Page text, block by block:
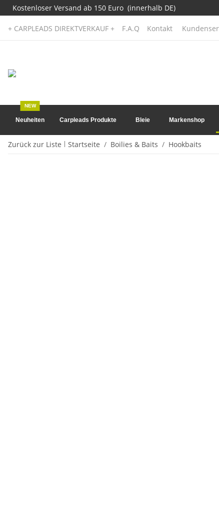
Kostenloser Versand ab 150 Euro (innerhalb DE)
+ CARPLEADS DIREKTVERKAUF + F.A.Q Kontakt
Neuheiten
NEW
Carpleads Produkte Bleie Markenshop
Zurück zur Liste Startseite Boilies & Baits Hookbaits